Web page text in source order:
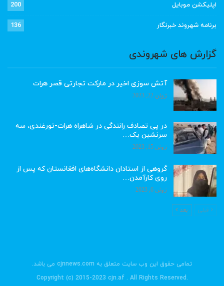
اپلیکشن موبایل 200
برنامه شهروند خبرنگار 136
گزارش های شهروندی
آتش سوزی اخیر در مارکت تجارتی قصر هرات
ژوئن 22, 2023
در پی تصادف رانندگی در شاهراه هرات-تورغندی، سه
سرنشین یک…
ژوئن 15, 2023
گروهی از استادان دانشگاه‌های افغانستان که پس از
روی کارآمدن…
ژوئن 6, 2023
قبلی بعد
تمامی حقوق این وب سایت متعلق به cjnnews.com می باشد.
.Copyright (c) 2015-2023 cjn.af . All Rights Reserved